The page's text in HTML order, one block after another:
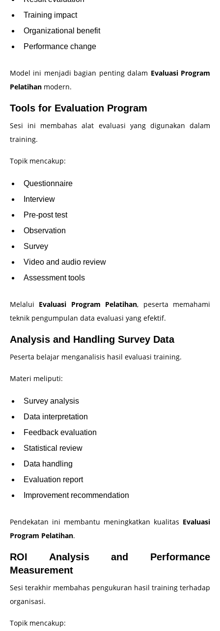
Training impact
Organizational benefit
Performance change
Model ini menjadi bagian penting dalam Evaluasi Program
Pelatihan modern.
Tools for Evaluation Program
Sesi ini membahas alat evaluasi yang digunakan dalam
training.
Topik mencakup:
Questionnaire
Interview
Pre-post test
Observation
Survey
Video and audio review
Assessment tools
Melalui Evaluasi Program Pelatihan, peserta memahami
teknik pengumpulan data evaluasi yang efektif.
Analysis and Handling Survey Data
Peserta belajar menganalisis hasil evaluasi training.
Materi meliputi:
Survey analysis
Data interpretation
Feedback evaluation
Statistical review
Data handling
Evaluation report
Improvement recommendation
Pendekatan ini membantu meningkatkan kualitas Evaluasi
Program Pelatihan.
ROI Analysis and Performance
Measurement
Sesi terakhir membahas pengukuran hasil training terhadap
organisasi.
Topik mencakup: